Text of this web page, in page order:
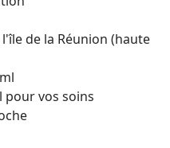
de la Réunion (haute
pour vos soins